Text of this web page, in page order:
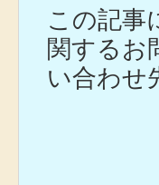
この記事
関するお
い合わせ